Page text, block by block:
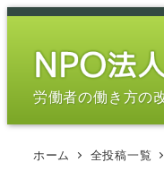
メ
労働者の働き方の
ホーム 全投稿一覧